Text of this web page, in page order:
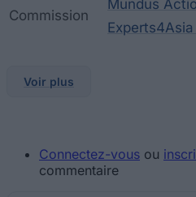
Commission
Mundus
Voir plus
Connectez-vous ou
commentaire